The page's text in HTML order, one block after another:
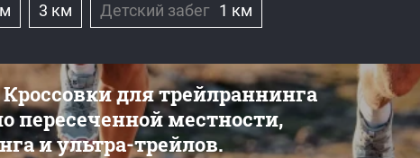
3 км Детский забег 1 км
для трейлраннинга
пересеченной местности,
и ультра-трейлов.